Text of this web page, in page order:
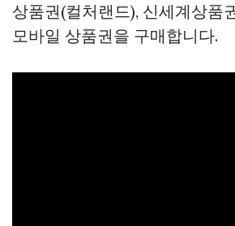
상품권(컬처랜드), 신세계상품
모바일 상품권을 구매합니다.